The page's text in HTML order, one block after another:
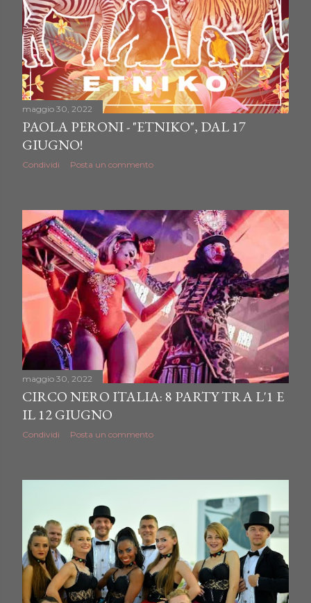
maggio 30, 2022
PAOLA PERONI - "ETNIKO", DAL 17
GIUGNO!
Condividi Posta un commento
maggio 30, 2022
CIRCO NERO ITALIA: 8 PARTY TRA L'1 E
IL 12 GIUGNO
Condividi Posta un commento